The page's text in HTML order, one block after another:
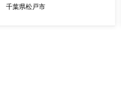
千葉県松戸市